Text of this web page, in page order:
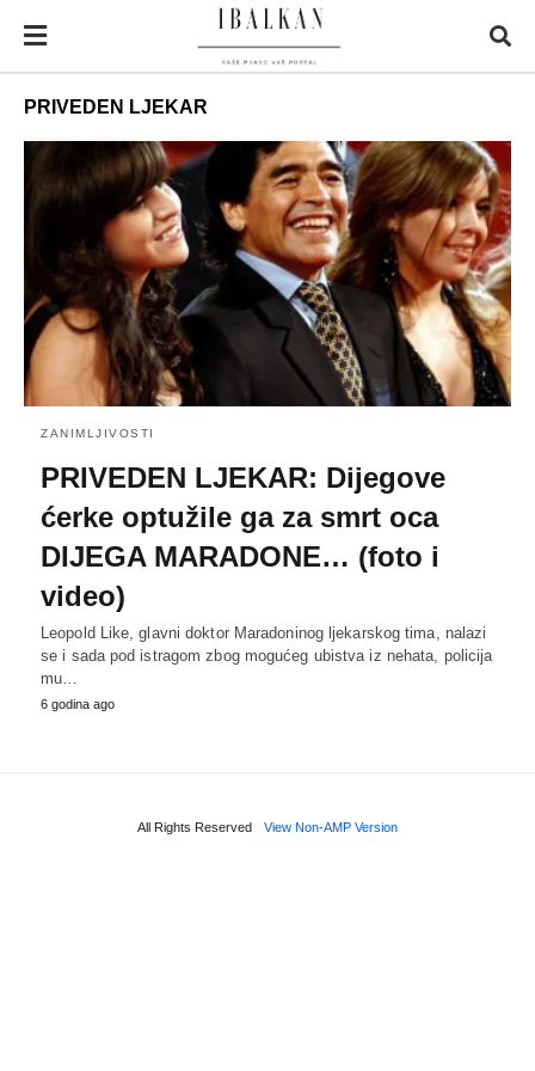
PRIVEDEN LJEKAR
ZANIMLJIVOSTI
PRIVEDEN LJEKAR: Dijegove
ćerke optužile ga za smrt oca
DIJEGA MARADONE… (foto i
video)
Leopold Like, glavni doktor Maradoninog ljekarskog tima, nalazi
se i sada pod istragom zbog mogućeg ubistva iz nehata, policija
mu…
6 godina ago
All Rights Reserved View Non-AMP Version